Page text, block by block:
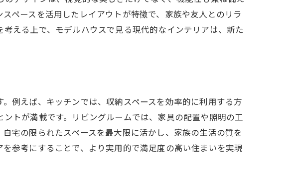
さ
ハウスの探し方
ペースを活用したレイアウトが特徴で、家族や友人とのリラ
える上で、モデルハウスで見る現代的なインテリアは、新た
例えば、キッチンでは、収納スペースを効率的に利用する方
トが満載です。リビングルームでは、家具の配置や照明の工
宅の限られたスペースを最大限に活かし、家族の生活の質を
参考にすることで、より実用的で満足度の高い住まいを実現